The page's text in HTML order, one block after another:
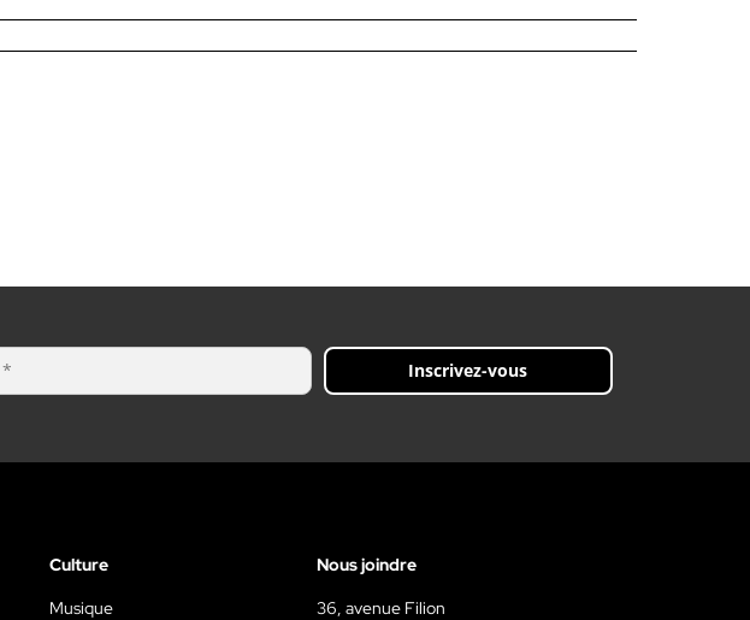
Inscrivez-vous
Culture
Musique
Nous joindre
36, avenue Filion